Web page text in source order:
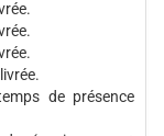
de présence